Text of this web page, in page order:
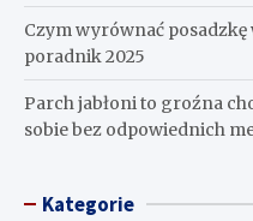
Czym wyrównać
poradnik 2025
Parch jabłoni to groźna
sobie bez odpowiednich
Kategorie